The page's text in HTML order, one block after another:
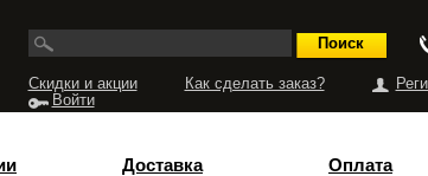
Скидки и акции Как сделать заказ?
Войти
Доставка Оплата